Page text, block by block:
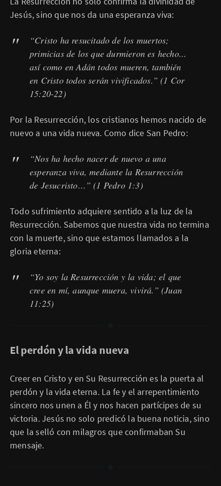
Jesús, sino que nos da una esperanza viva:
“Cristo ha resucitado de los muertos;
primicias de los que durmieron es hecho...
así como en Adán todos mueren, también
en Cristo todos serán vivificados.” (1 Cor
15:20-22)
Por la Resurrección, los cristianos hemos nacido de
nuevo a una vida nueva. Como dice San Pedro:
“Nos ha hecho nacer de nuevo a una
esperanza viva, mediante la Resurrección
de Jesucristo…” (1 Pedro 1:3)
Todo sufrimiento adquiere sentido a la luz de la
Resurrección. Sabemos que nuestra vida no termina
con la muerte, sino que estamos llamados a la
gloria eterna:
“Yo soy la Resurrección y la vida; el que
cree en mí, aunque muera, vivirá.” (Juan
11:25)
El perdón y la vida nueva
Creer en Cristo y en Su Resurrección es la puerta al
perdón y la vida eterna. La fe y el arrepentimiento
sincero nos unen a Él y nos hacen partícipes de su
victoria. Jesús no solo predicó la buena noticia, sino
que la selló con milagros que confirmaban Su
mensaje.